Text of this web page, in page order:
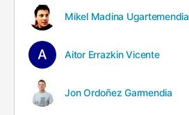
Mikel Madina Ugartemendia
Aitor Errazkin Vicente
Jon Ordoñez Garmendia